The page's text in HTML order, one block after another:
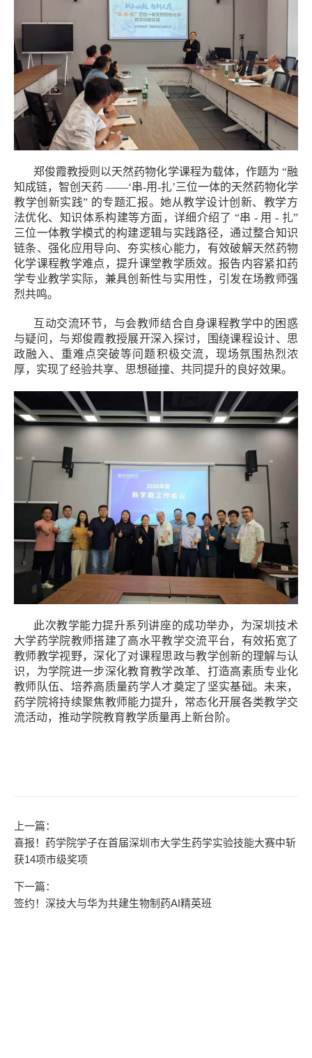
郑俊霞教授则以天然药物化学课程为载体，作题为 “融
知成链，智创天药 ——‘串-用-扎’三位一体的天然药物化学
教学创新实践” 的专题汇报。她从教学设计创新、教学方
法优化、知识体系构建等方面，详细介绍了 “串 - 用 - 扎”
三位一体教学模式的构建逻辑与实践路径，通过整合知识
链条、强化应用导向、夯实核心能力，有效破解天然药物
化学课程教学难点，提升课堂教学质效。报告内容紧扣药
学专业教学实际，兼具创新性与实用性，引发在场教师强
烈共鸣。
互动交流环节，与会教师结合自身课程教学中的困惑
与疑问，与郑俊霞教授展开深入探讨，围绕课程设计、思
政融入、重难点突破等问题积极交流，现场氛围热烈浓
厚，实现了经验共享、思想碰撞、共同提升的良好效果。
此次教学能力提升系列讲座的成功举办，为深圳技术
大学药学院教师搭建了高水平教学交流平台，有效拓宽了
教师教学视野，深化了对课程思政与教学创新的理解与认
识，为学院进一步深化教育教学改革、打造高素质专业化
教师队伍、培养高质量药学人才奠定了坚实基础。未来，
药学院将持续聚焦教师能力提升，常态化开展各类教学交
流活动，推动学院教育教学质量再上新台阶。
上一篇：
喜报！药学院学子在首届深圳市大学生药学实验技能大赛中斩
获14项市级奖项
下一篇：
签约！深技大与华为共建生物制药AI精英班